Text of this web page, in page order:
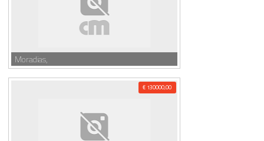
Moradias,
€ 130000,00